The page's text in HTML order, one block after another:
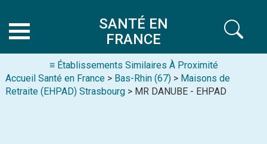
SANTÉ EN
FRANCE
≡ Établissements Similaires À Proximité
Accueil Santé en France > Bas-Rhin (67) > Maisons de
Retraite (EHPAD) Strasbourg > MR DANUBE - EHPAD